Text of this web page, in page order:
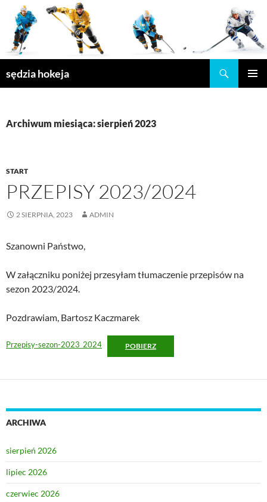
do
treści
sędzia hokeja
Archiwum miesiąca: sierpień 2023
START
PRZEPISY 2023/2024
2 SIERPNIA, 2023 ADMIN
Szanowni Państwo,
W załączniku poniżej przesyłam tłumaczenie przepisów na
sezon 2023/2024.
Pozdrawiam, Bartosz Kaczmarek
Przepisy-sezon-2023_2024 POBIERZ
ARCHIWA
sierpień 2026
lipiec 2026
czerwiec 2026